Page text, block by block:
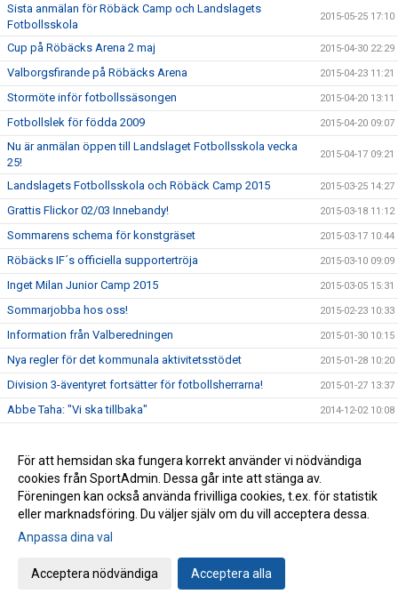
Sista anmälan för Röbäck Camp och Landslagets
Fotbollsskola
2015-05-25 17:10
Cup på Röbäcks Arena 2 maj 2015-04-30 22:29
Valborgsfirande på Röbäcks Arena 2015-04-23 11:21
Stormöte inför fotbollssäsongen 2015-04-20 13:11
Fotbollslek för födda 2009 2015-04-20 09:07
Nu är anmälan öppen till Landslaget Fotbollsskola vecka
25!
2015-04-17 09:21
Landslagets Fotbollsskola och Röbäck Camp 2015 2015-03-25 14:27
Grattis Flickor 02/03 Innebandy! 2015-03-18 11:12
Sommarens schema för konstgräset 2015-03-17 10:44
Röbäcks IF´s officiella supportertröja 2015-03-10 09:09
Inget Milan Junior Camp 2015 2015-03-05 15:31
Sommarjobba hos oss! 2015-02-23 10:33
Information från Valberedningen 2015-01-30 10:15
Nya regler för det kommunala aktivitetsstödet 2015-01-28 10:20
Division 3-äventyret fortsätter för fotbollsherrarna! 2015-01-27 13:37
Abbe Taha: "Vi ska tillbaka" 2014-12-02 10:08
Röbäcks IF fick pengar från Svenska Spel 2013-12-12 14:27
Röbäck tillbaka i trean efter 30 år 2013-12-12 14:24
Gå till Webbversion
För att hemsidan ska fungera korrekt använder vi nödvändiga
cookies från SportAdmin. Dessa går inte att stänga av.
Föreningen kan också använda frivilliga cookies, t.ex. för statistik
eller marknadsföring. Du väljer själv om du vill acceptera dessa.
Anpassa dina val
Acceptera nödvändiga Acceptera alla